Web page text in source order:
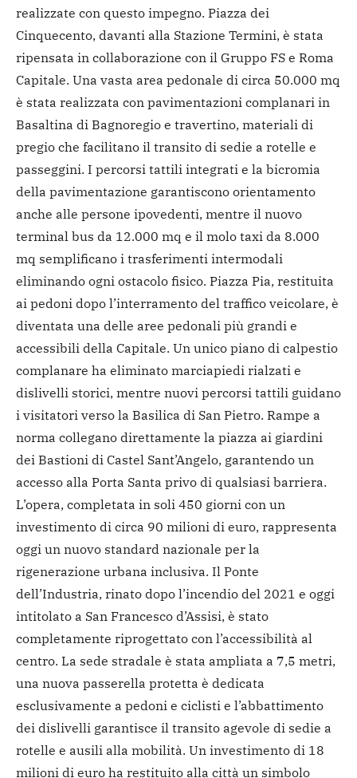
realizzate con questo impegno. Piazza dei
Cinquecento, davanti alla Stazione Termini, è stata
ripensata in collaborazione con il Gruppo FS e Roma
Capitale. Una vasta area pedonale di circa 50.000 mq
è stata realizzata con pavimentazioni complanari in
Basaltina di Bagnoregio e travertino, materiali di
pregio che facilitano il transito di sedie a rotelle e
passeggini. I percorsi tattili integrati e la bicromia
della pavimentazione garantiscono orientamento
anche alle persone ipovedenti, mentre il nuovo
terminal bus da 12.000 mq e il molo taxi da 8.000
mq semplificano i trasferimenti intermodali
eliminando ogni ostacolo fisico. Piazza Pia, restituita
ai pedoni dopo l’interramento del traffico veicolare, è
diventata una delle aree pedonali più grandi e
accessibili della Capitale. Un unico piano di calpestio
complanare ha eliminato marciapiedi rialzati e
dislivelli storici, mentre nuovi percorsi tattili guidano
i visitatori verso la Basilica di San Pietro. Rampe a
norma collegano direttamente la piazza ai giardini
dei Bastioni di Castel Sant’Angelo, garantendo un
accesso alla Porta Santa privo di qualsiasi barriera.
L’opera, completata in soli 450 giorni con un
investimento di circa 90 milioni di euro, rappresenta
oggi un nuovo standard nazionale per la
rigenerazione urbana inclusiva. Il Ponte
dell’Industria, rinato dopo l’incendio del 2021 e oggi
intitolato a San Francesco d’Assisi, è stato
completamente riprogettato con l’accessibilità al
centro. La sede stradale è stata ampliata a 7,5 metri,
una nuova passerella protetta è dedicata
esclusivamente a pedoni e ciclisti e l’abbattimento
dei dislivelli garantisce il transito agevole di sedie a
rotelle e ausili alla mobilità. Un investimento di 18
milioni di euro ha restituito alla città un simbolo